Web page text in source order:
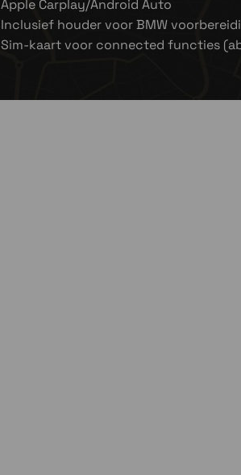
Apple Carplay/Android Auto
Inclusief houder voor BMW
Sim-kaart voor connected functies